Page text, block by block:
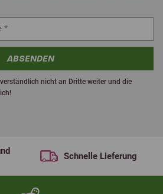
ABSENDEN
nicht an Dritte weiter und die
Schnelle Lieferung